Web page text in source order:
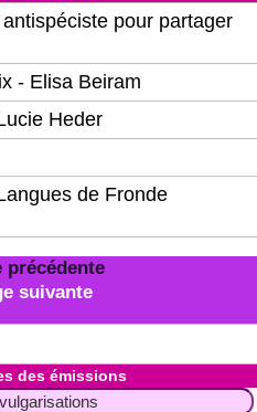
pour partager
- Elisa Beiram
Heder
de Fronde
précédente
suivante
des émissions